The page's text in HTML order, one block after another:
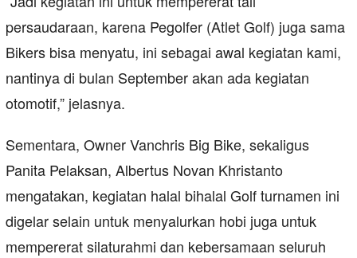
persaudaraan, karena Pegolfer (Atlet Golf) juga sama
Bikers bisa menyatu, ini sebagai awal kegiatan kami,
nantinya di bulan September akan ada kegiatan
otomotif,” jelasnya.
Sementara, Owner Vanchris Big Bike, sekaligus
Panita Pelaksan, Albertus Novan Khristanto
mengatakan, kegiatan halal bihalal Golf turnamen ini
digelar selain untuk menyalurkan hobi juga untuk
mempererat silaturahmi dan kebersamaan seluruh